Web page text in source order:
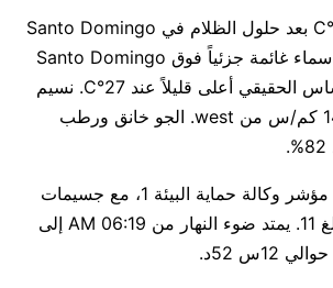
جو دافئ بدرجة 26°C بعد حلول الظلام في Santo Domingo
Oeste، مع صافي. سماء غائمة جزئياً فوق Santo Domingo
Oeste الليلة. الإحساس الحقيقي أعلى قليلاً عند 27°C. نسيم
ثابت يهب بسرعة 14 كم/س من west. الجو خانق ورطب
الهواء نقي اليوم — مؤشر وكالة حماية البيئة 1، مع جسيمات
PM2.5 منخفضة تبلغ 11. يمتد ضوء النهار من 06:19 AM إلى